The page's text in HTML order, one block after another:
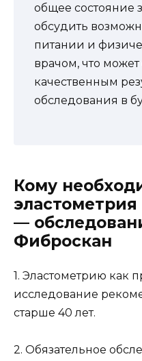
общее состояние
обсудить
питании и
врачом, что может
качественным
обследования в
Кому
—
Фиброскан
1. Эластометрию как
исследование
старше 40 лет.
2. Обязательное